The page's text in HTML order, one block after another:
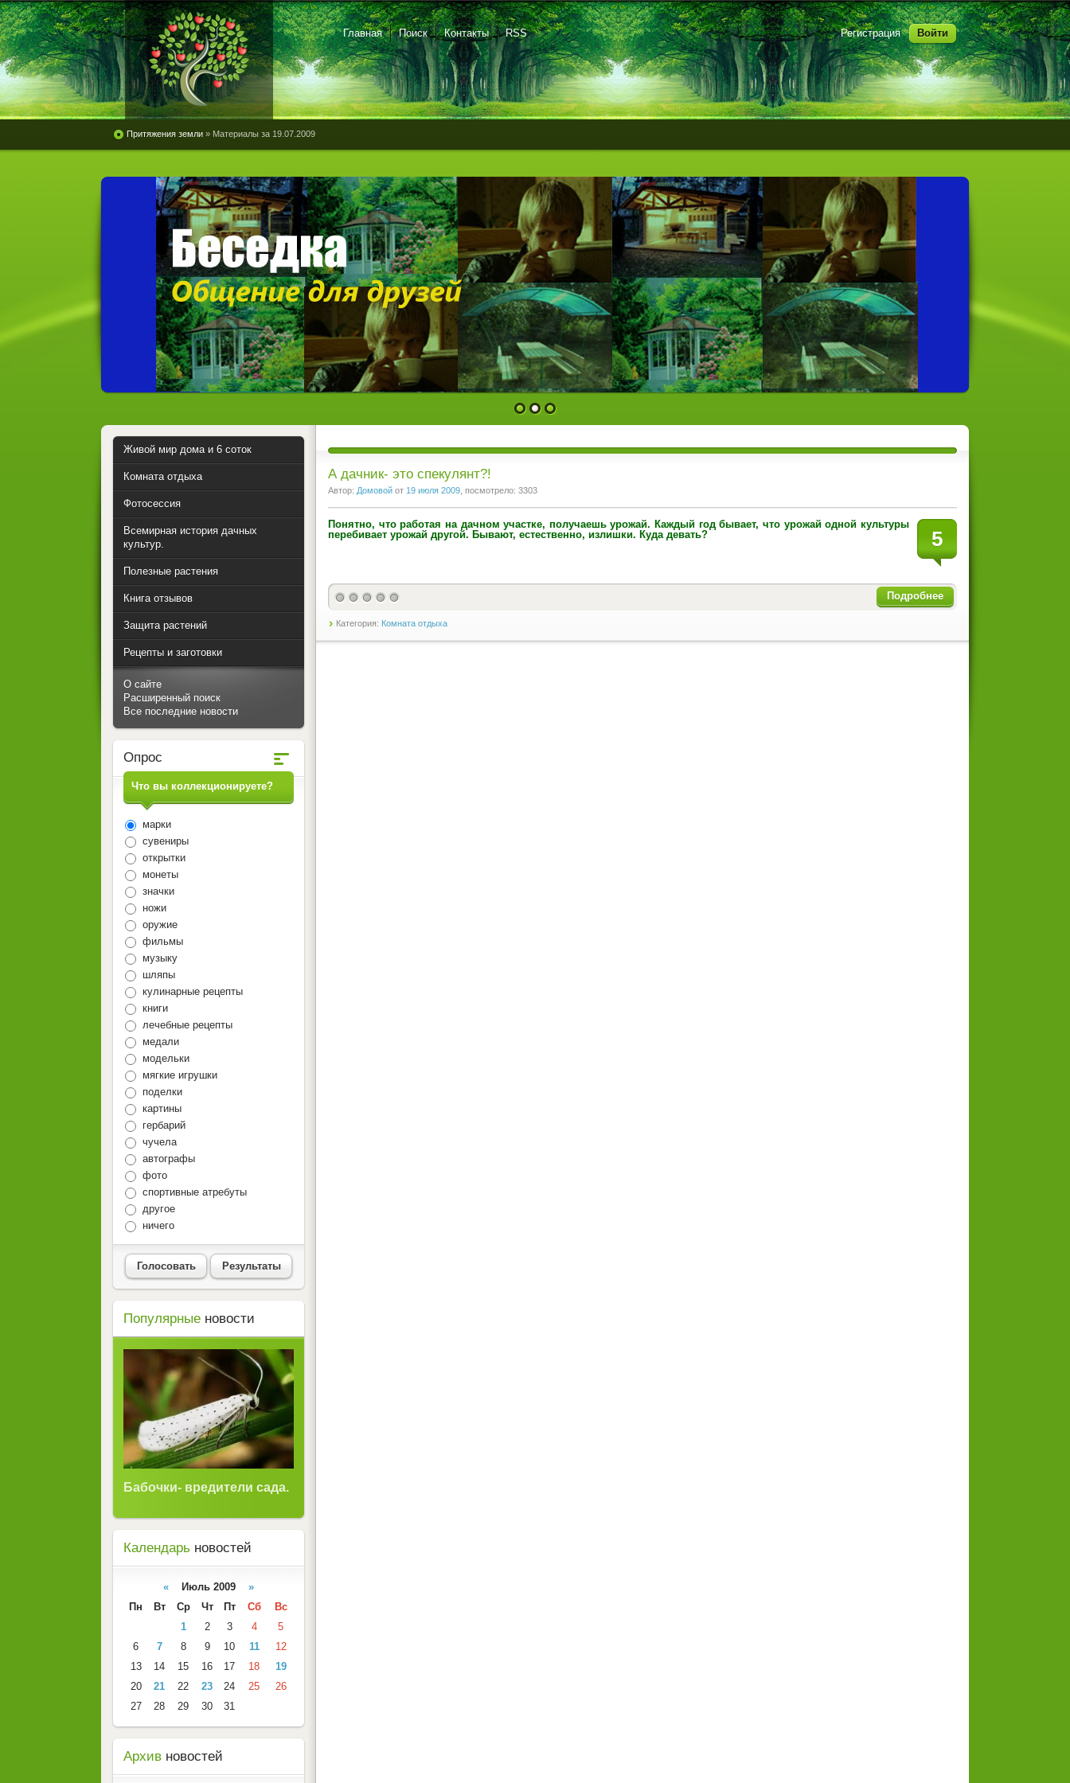
Регистрация Войти
Главная Поиск Контакты RSS
Притяжения земли » Материалы за 19.07.2009
1 2 3
А дачник- это спекулянт?!
Автор: Домовой от 19 июля 2009 , посмотрело: 3303
5
Понятно, что работая на дачном участке, получаешь урожай. Каждый год бывает, что урожай одной культуры
перебивает урожай другой. Бывают, естественно, излишки. Куда девать?
Подробнее
Категория: Комната отдыха
Живой мир дома и 6 соток
Комната отдыха
Фотосессия
Всемирная история дачных
культур.
Полезные растения
Книга отзывов
Защита растений
Рецепты и заготовки
О сайте
Расширенный поиск
Все последние новости
Опрос
Что вы коллекционируете?
марки
сувениры
открытки
монеты
значки
ножи
оружие
фильмы
музыку
шляпы
кулинарные рецепты
книги
лечебные рецепты
медали
модельки
мягкие игрушки
поделки
картины
гербарий
чучела
автографы
фото
спортивные атребуты
другое
ничего
Голосовать Результаты
Популярные новости
Бабочки- вредители сада.
Календарь новостей
« Июль 2009 »
Пн
Вт Ср Чт Пт Сб
Вс
1
2 3 4
5
6
7 8 9 10 11
12
13
14 15 16 17 18
19
20
21 22 23 24 25
26
27
28 29 30 31
Архив новостей